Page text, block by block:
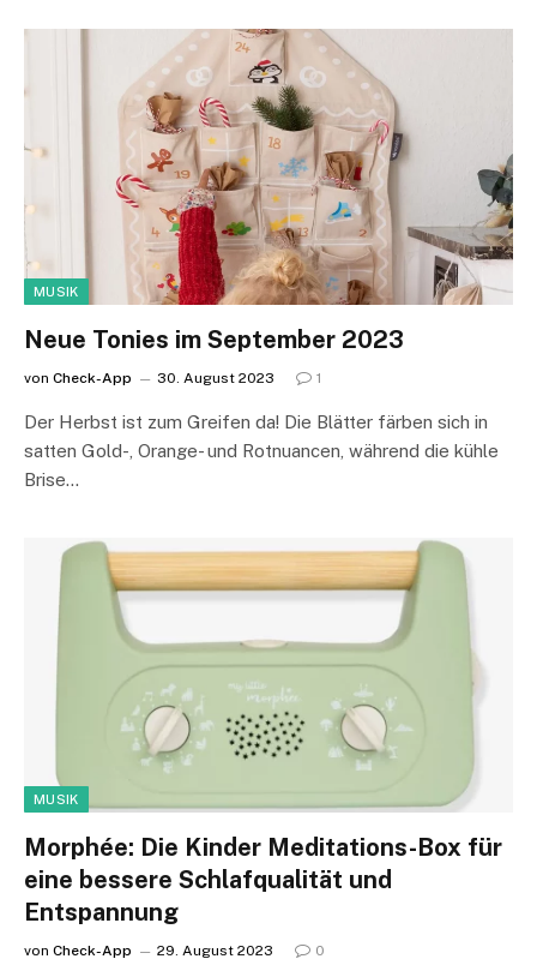
MUSIK
Neue Tonies im September 2023
von Check-App 30. August 2023 1
Der Herbst ist zum Greifen da! Die Blätter färben sich in
satten Gold-, Orange- und Rotnuancen, während die kühle
Brise…
MUSIK
Morphée: Die Kinder Meditations-Box für
eine bessere Schlafqualität und
Entspannung
von Check-App 29. August 2023 0